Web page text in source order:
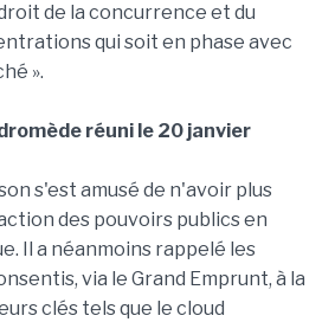
de la concurrence et du
qui soit en phase avec
».
réuni le 20 janvier
s'est amusé de n'avoir plus
des pouvoirs publics en
Il a néanmoins rappelé les
via le Grand Emprunt, à la
clés tels que le cloud